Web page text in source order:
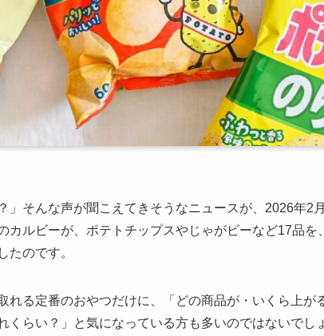
」そんな声が聞こえてきそうなニュースが、2026年2
カルビーが、ポテトチップスやじゃがビーなど17品を
たのです。
れる定番のおやつだけに、「どの商品が・いくら上が
くらい？」と気になっている方も多いのではないでし